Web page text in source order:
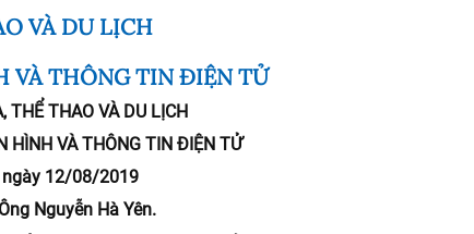
VÀ DU LỊCH
VÀ THÔNG TIN ĐIỆN TỬ
THỂ THAO VÀ DU LỊCH
HÌNH VÀ THÔNG TIN ĐIỆN TỬ
ngày 12/08/2019
Ông Nguyễn Hà Yên.